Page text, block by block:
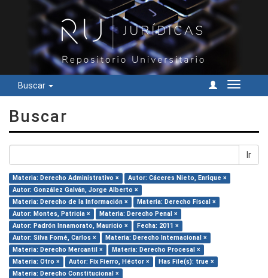
Buscar
Cambiar
Buscar
Ir
Materia: Derecho Administrativo ×
Autor: Cáceres Nieto, Enrique ×
Autor: González Galván, Jorge Alberto ×
Materia: Derecho de la Información ×
Materia: Derecho Fiscal ×
Autor: Montes, Patricia ×
Materia: Derecho Penal ×
Autor: Padrón Innamorato, Mauricio ×
Fecha: 2011 ×
Autor: Silva Forné, Carlos ×
Materia: Derecho Internacional ×
Materia: Derecho Mercantil ×
Materia: Derecho Procesal ×
Materia: Otro ×
Autor: Fix Fierro, Héctor ×
Has File(s): true ×
Materia: Derecho Constitucional ×